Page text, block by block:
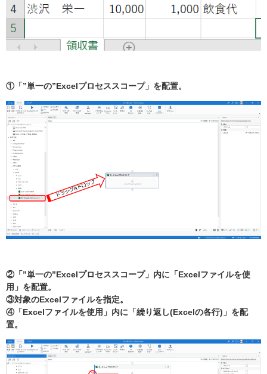
①「”単一の”Excelプロセススコープ」を配置。
②「”単一の”Excelプロセススコープ」内に「Excelファイルを使
用」を配置。
③対象のExcelファイルを指定。
④「Excelファイルを使用」内に「繰り返し(Excelの各行)」を配
置。